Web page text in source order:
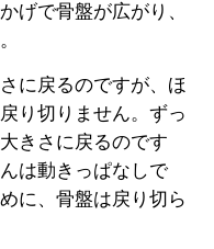
げで骨盤が広がり、
に戻るのですが、ほ
り切りません。ずっ
きさに戻るのです
は動きっぱなしで
に、骨盤は戻り切ら